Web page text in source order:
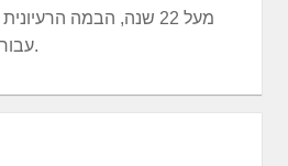
מעל 22 שנה, הבמה
עבור חברי מפלגת העבודה.